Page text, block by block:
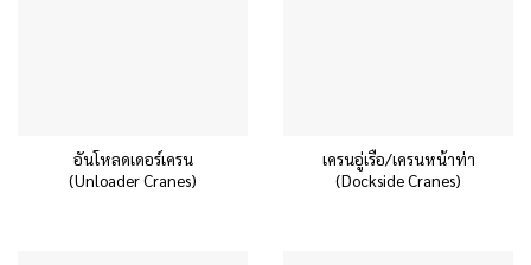
อันโหลดเดอร์เครน
(Unloader Cranes)
เครนอู่เรือ/เครนหน้าท่า
(Dockside Cranes)